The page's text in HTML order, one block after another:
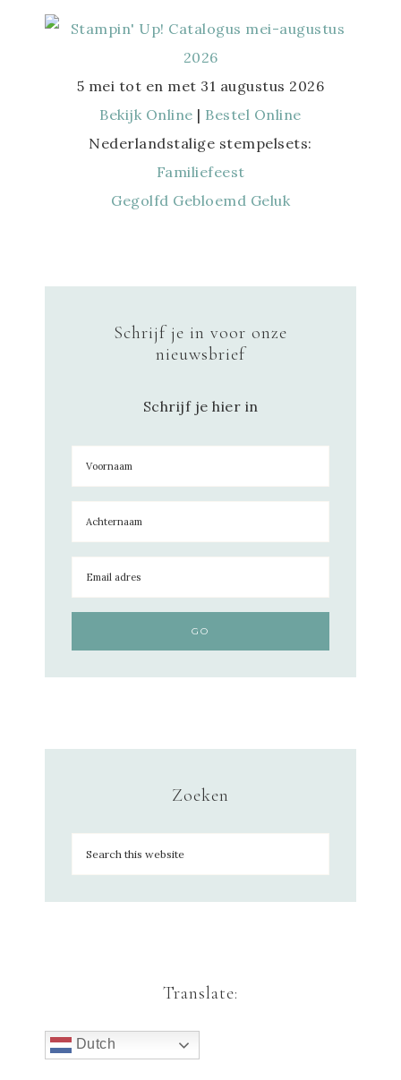
5 mei tot en met 31 augustus 2026
Bekijk Online | Bestel Online
Nederlandstalige stempelsets:
Familiefeest
Gegolfd Gebloemd Geluk
Schrijf je in voor onze
nieuwsbrief
Schrijf je hier in
Zoeken
Translate:
Dutch